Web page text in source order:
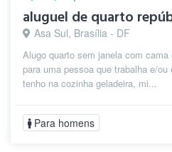
aluguel de quarto
Asa Sul, Brasília - DF
Alugo quarto sem janela com
para uma pessoa que trabalha e/
tenho na cozinha geladeira, mi...
Para homens